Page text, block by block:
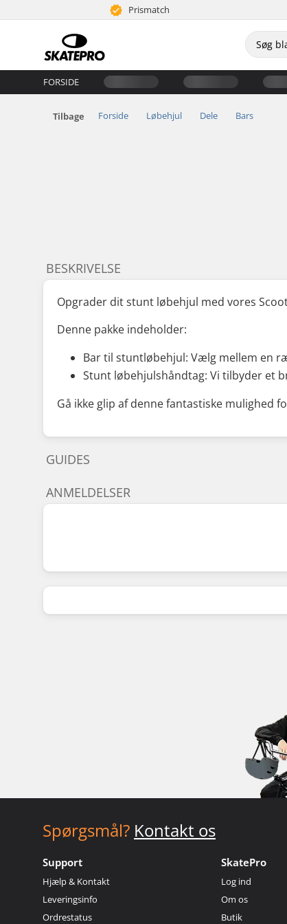
Prismatch
FORSIDE
Tilbage Forside Løbehjul Dele Bars
BESKRIVELSE
Opgrader dit stunt løbehjul med vores
Denne pakke indeholder:
Bar til stuntløbehjul: Vælg mellem en
Stunt løbehjulshåndtag: Vi tilbyder et
Gå ikke glip af denne fantastiske mulighed
GUIDES
ANMELDELSER
Spørgsmål? Kontakt os
Support
Hjælp & Kontakt
Leveringsinfo
Ordrestatus
SkatePro
Log ind
Om os
Butik